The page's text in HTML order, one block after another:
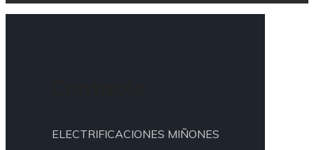
ELECTRIFICACIONES MIÑONES